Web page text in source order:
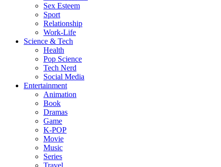
Sex Esteem
Sport
Relationship
Work-Life
Science & Tech
Health
Pop Science
Tech Nerd
Social Media
Entertainment
Animation
Book
Dramas
Game
K-POP
Movie
Music
Series
Travel